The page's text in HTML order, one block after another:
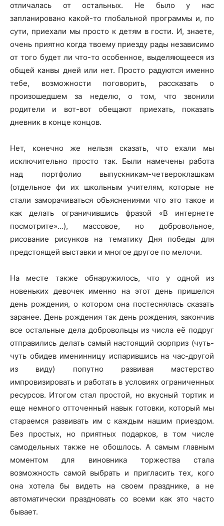
отличалась от остальных. Не было у нас
запланировано какой-то глобальной программы и, по
сути, приехали мы просто к детям в гости. И, знаете,
очень приятно когда твоему приезду рады независимо
от того будет ли что-то особенное, выделяющееся из
общей канвы дней или нет. Просто радуются именно
тебе, возможности поговорить, рассказать о
произошедшем за неделю, о том, что звонили
родители и вот-вот обещают приехать, показать
дневник в конце концов.
Нет, конечно же нельзя сказать, что ехали мы
исключительно просто так. Были намечены работа
над портфолио выпускникам-четвероклашкам
(отдельное фи их школьным учителям, которые не
стали заморачиваться объяснениями что это такое и
как делать ограничившись фразой «В интернете
посмотрите»…), массовое, но добровольное,
рисование рисунков на тематику Дня победы для
предстоящей выставки и многое другое по мелочи.
На месте также обнаружилось, что у одной из
новеньких девочек именно на этот день пришелся
день рождения, о котором она постеснялась сказать
заранее. День рождения так день рождения, закончив
все остальные дела добровольцы из числа её подруг
отправились делать самый настоящий сюрприз (чуть-
чуть обидев именинницу испарившись на час-другой
из виду) попутно развивая мастерство
импровизировать и работать в условиях ограниченных
ресурсов. Итогом стал простой, но вкусный тортик и
еще немного отточенный навык готовки, который мы
стараемся развивать им с каждым нашим приездом.
Без простых, но приятных подарков, в том числе
самодельных также не обошлось. А самым главным
моментом для виновника торжества стала
возможность самой выбрать и пригласить тех, кого
она хотела бы видеть на своем празднике, а не
автоматически праздновать со всеми как это часто
бывает.